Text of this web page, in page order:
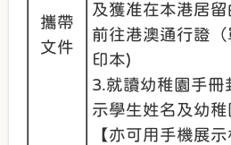
攜帶
文件
及獲准在本港居留
前往港澳通行證
印本)
3.就讀幼稚園手
示學生姓名及幼
【亦可用手機展示